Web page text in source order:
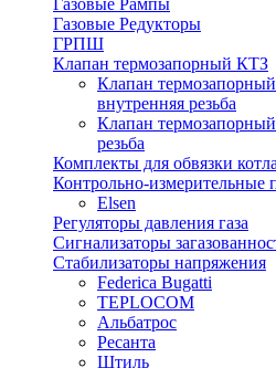
Газовые Рампы
Газовые Редукторы
ГРПШ
Клапан термозапорный КТЗ
Клапан
внутренняя резьба
Клапан
резьба
Комплекты для обвязки котла
Контрольно-измерительные
Elsen
Регуляторы давления газа
Сигнализаторы
Стабилизаторы напряжения
Federica Bugatti
TEPLOCOM
Альбатрос
Ресанта
Штиль